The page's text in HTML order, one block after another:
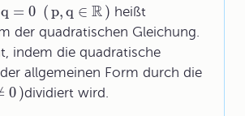
q = 0 (p,q ∈ R) heißt
der quadratischen Gleichung.
indem die quadratische
allgemeinen Form durch die
0)dividiert wird.